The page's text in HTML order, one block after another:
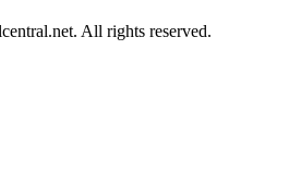
All rights reserved.